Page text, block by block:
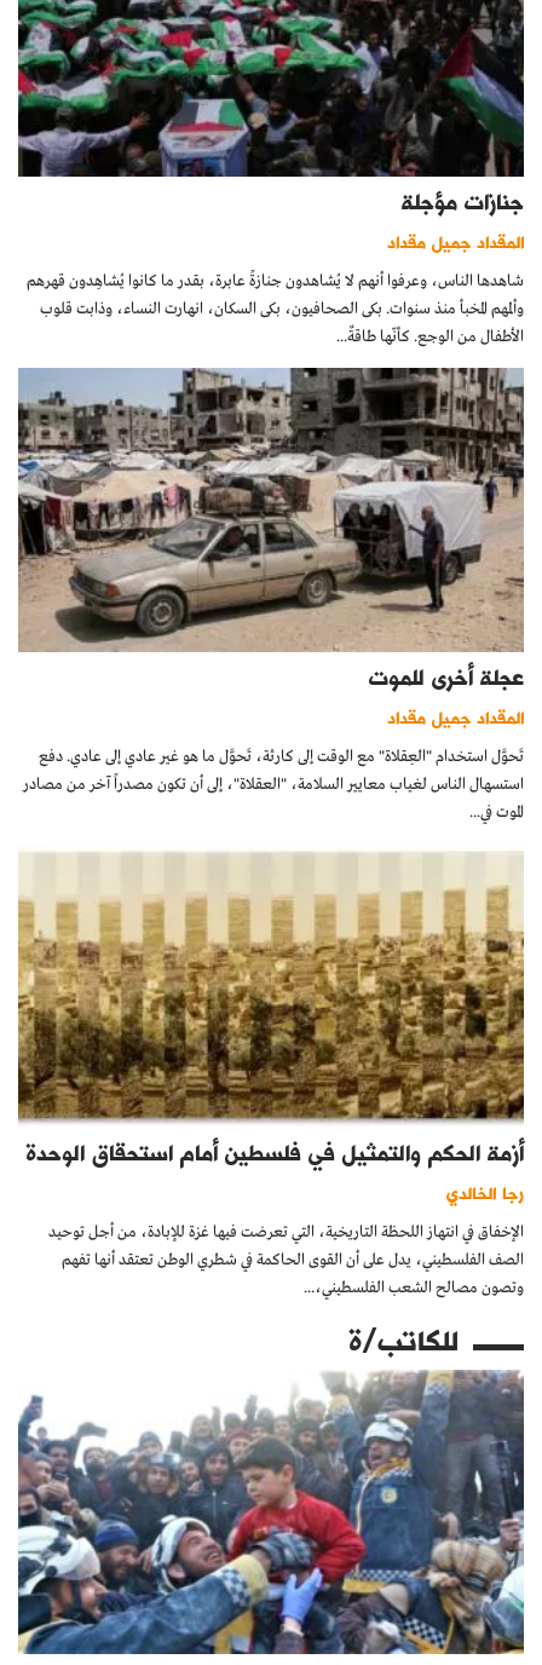
جنازات مؤجلة
المقداد جميل مقداد
شاهدها الناس، وعرفوا أنهم لا يُشاهدون جنازةً عابرة، بقدر ما كانوا يُشاهِدون قهرهم
وألمهم المخبأ منذ سنوات. بكى الصحافيون، بكى السكان، انهارت النساء، وذابت قلوب
الأطفال من الوجع. كأنّها طاقةٌ...
عجلة أخرى للموت
المقداد جميل مقداد
تَحوَّل استخدام "العِقلاة" مع الوقت إلى كارثة، تَحوَّل ما هو غير عادي إلى عادي. دفع
استسهال الناس لغياب معايير السلامة، "العقلاة"، إلى أن تكون مصدراً آخر من مصادر
الموت في...
أزمة الحكم والتمثيل في فلسطين أمام استحقاق الوحدة
رجا الخالدي
الإخفاق في انتهاز اللحظة التاريخية، التي تعرضت فيها غزة للإبادة، من أجل توحيد
الصف الفلسطيني، يدل على أن القوى الحاكمة في شطري الوطن تعتقد أنها تفهم
وتصون مصالح الشعب الفلسطيني،...
للكاتب/ة